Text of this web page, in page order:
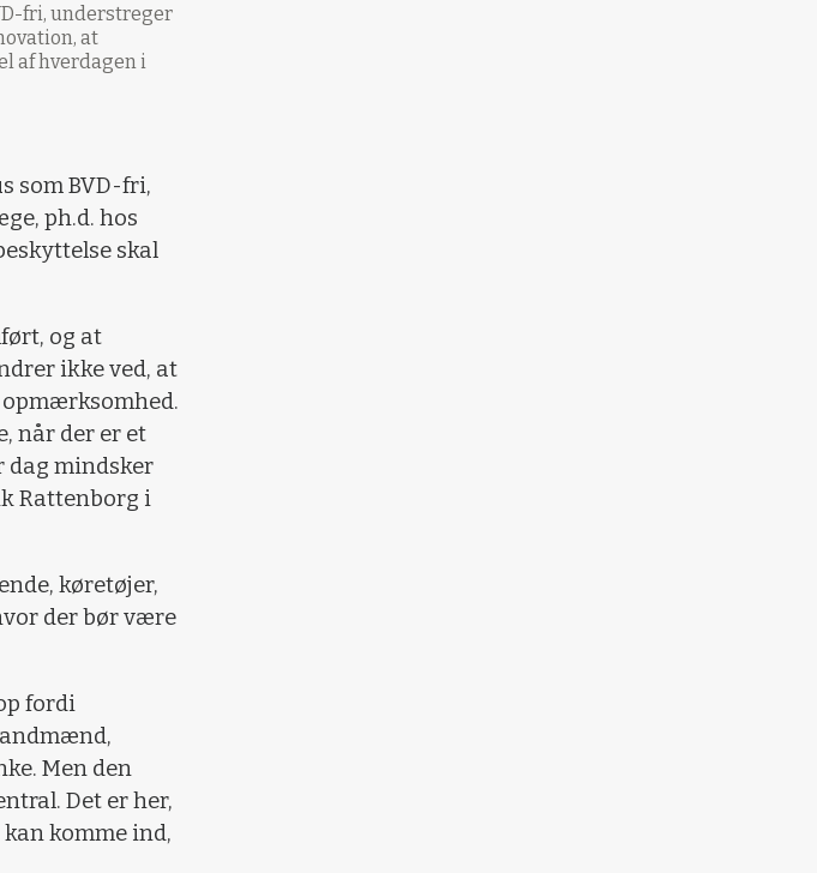
fri, understreger
at
af hverdagen i
som BVD-fri,
ph.d. hos
skal
og at
ikke ved, at
når der er et
dag mindsker
Rattenborg i
køretøjer,
der bør være
fordi
Men den
Det er her,
komme ind,